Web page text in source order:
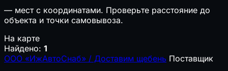
— мест с координатами. Проверьте расстояние до
объекта и точки самовывоза.
На карте
Найдено: 1
ООО «ИжАвтоСнаб» / Доставим щебень Поставщик